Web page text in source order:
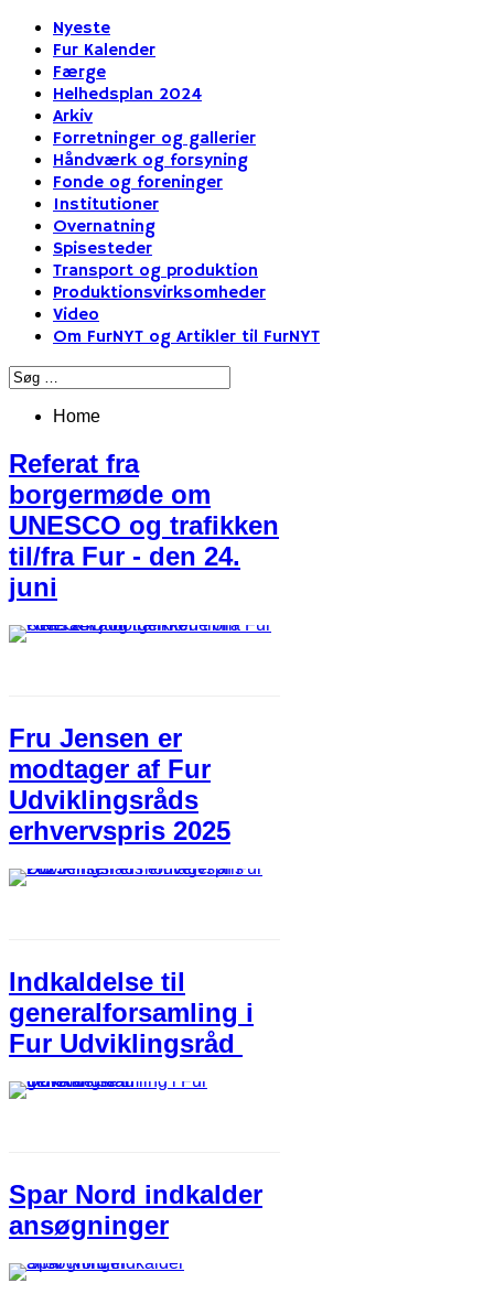
Nyeste
Fur Kalender
Færge
Helhedsplan 2024
Arkiv
Forretninger og gallerier
Håndværk og forsyning
Fonde og foreninger
Institutioner
Overnatning
Spisesteder
Transport og produktion
Produktionsvirksomheder
Video
Om FurNYT og Artikler til FurNYT
Home
Referat fra
borgermøde om
UNESCO og trafikken
til/fra Fur - den 24.
juni
Fru Jensen er
modtager af Fur
Udviklingsråds
erhvervspris 2025
Indkaldelse til
generalforsamling i
Fur Udviklingsråd
Spar Nord indkalder
ansøgninger